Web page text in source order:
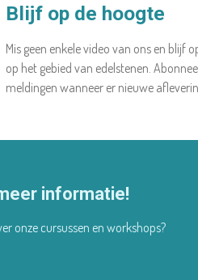
Blijf op de hoogte
Mis geen enkele video van ons en blijf
op het gebied van edelstenen.
meldingen wanneer er nieuwe
informatie!
onze cursussen en workshops?